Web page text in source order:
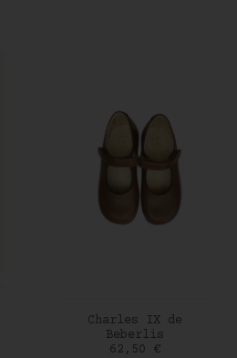
AJOUTER AU PANIER
Charles IX de
Beberlis
Prix
62,50 €